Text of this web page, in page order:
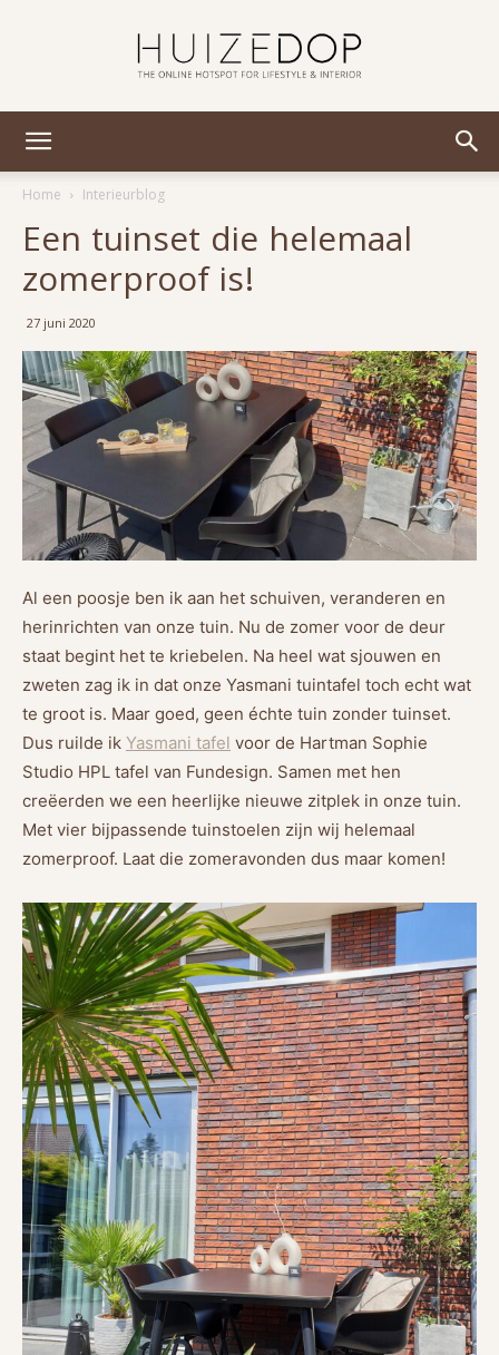
Home
Interieurblog
Een tuinset die helemaal
zomerproof is!
27 juni 2020
Al een poosje ben ik aan het schuiven, veranderen en
herinrichten van onze tuin. Nu de zomer voor de deur
staat begint het te kriebelen. Na heel wat sjouwen en
zweten zag ik in dat onze Yasmani tuintafel toch echt wat
te groot is. Maar goed, geen échte tuin zonder tuinset.
Dus ruilde ik Yasmani tafel voor de Hartman Sophie
Studio HPL tafel van Fundesign. Samen met hen
creëerden we een heerlijke nieuwe zitplek in onze tuin.
Met vier bijpassende tuinstoelen zijn wij helemaal
zomerproof. Laat die zomeravonden dus maar komen!